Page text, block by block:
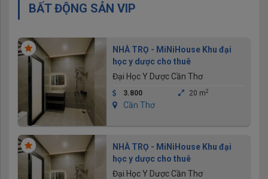
BẤT ĐỘNG SẢN VIP
NHÀ TRỌ - MiNiHouse Khu đại
học y dược cho thuê
Đại Học Y Dược Cần Thơ
3.800 20 m2
Cần Thơ
NHÀ TRỌ - MiNiHouse Khu đại
học y dược cho thuê
Đại Học Y Dược Cần Thơ